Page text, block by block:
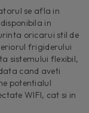
se afla in
in
oricarui stil de
frigiderului
sistemului flexibil,
cand aveti
potentialul
WIFI, cat si in